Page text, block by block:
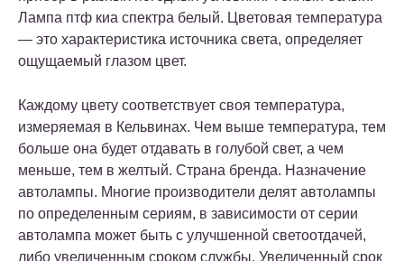
Лампа птф киа спектра белый. Цветовая температура
— это характеристика источника света, определяет
ощущаемый глазом цвет.
Каждому цвету соответствует своя температура,
измеряемая в Кельвинах. Чем выше температура, тем
больше она будет отдавать в голубой свет, а чем
меньше, тем в желтый. Страна бренда. Назначение
автолампы. Многие производители делят автолампы
по определенным сериям, в зависимости от серии
автолампа может быть с улучшенной светоотдачей,
либо увеличенным сроком службы. Увеличенный срок